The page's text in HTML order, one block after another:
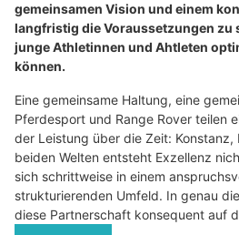
gemeinsamen Vision und einem
langfristig die Voraussetzungen zu
junge Athletinnen und Ahtleten
können.
Eine gemeinsame Haltung, eine
Pferdesport und Range Rover teilen
der Leistung über die Zeit: Konstanz,
beiden Welten entsteht Exzellenz
sich schrittweise in einem
strukturierenden Umfeld. In genau
diese Partnerschaft konsequent auf